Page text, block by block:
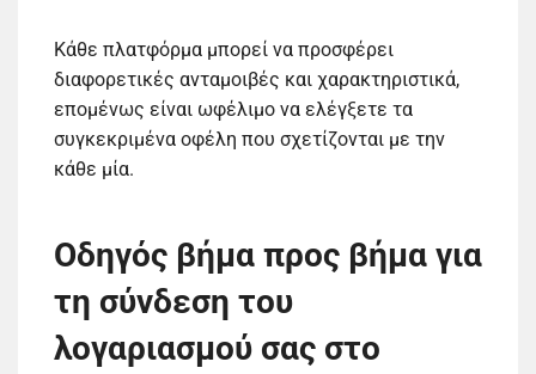
Κάθε πλατφόρμα μπορεί να προσφέρει
διαφορετικές ανταμοιβές και χαρακτηριστικά,
επομένως είναι ωφέλιμο να ελέγξετε τα
συγκεκριμένα οφέλη που σχετίζονται με την
κάθε μία.
Οδηγός βήμα προς βήμα για
τη σύνδεση του
λογαριασμού σας στο